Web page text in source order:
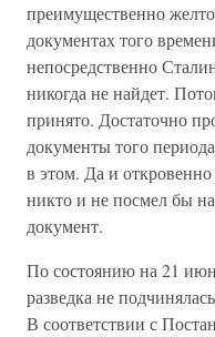
преимущественно
документах того
непосредственно
никогда не найдет.
принято. Достаточно
документы того
в этом. Да и
никто и не посмел бы
документ.
По состоянию на 21
разведка не
В соответствии с